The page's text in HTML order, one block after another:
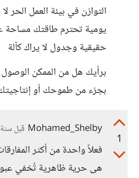
التوازن في بيئة العمل الحر
يومية تحترم طاقتك مساحة
حقيقية وجدول لا يراك كآلة
برأيك هل من الممكن
بجزء من طموحك أو
1
Mohamed_Shelby قبل
فعلاً واحدة من أكثر
هى حرية ظاهرية تُخفي